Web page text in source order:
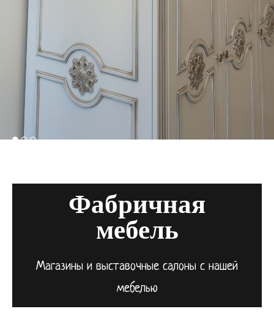
Фабричная
мебель
Магазины и выставочные салоны с нашей
мебелью